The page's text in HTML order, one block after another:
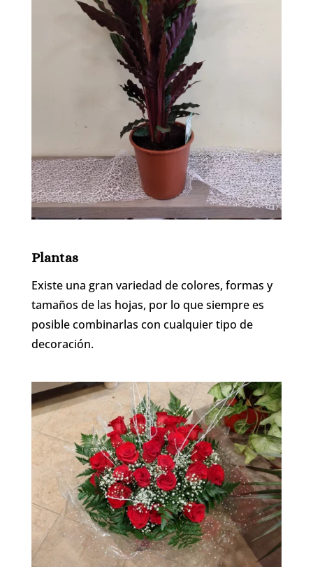
Plantas
Existe una gran variedad de colores, formas y
tamaños de las hojas, por lo que siempre es
posible combinarlas con cualquier tipo de
decoración.